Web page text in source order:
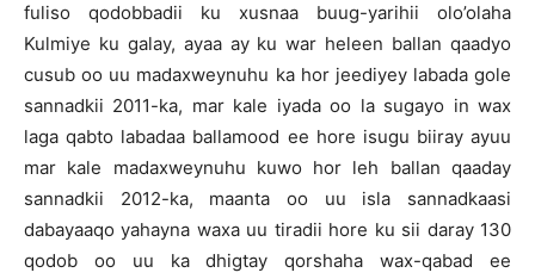
fuliso qodobbadii ku xusnaa buug-yarihii olo’olaha
Kulmiye ku galay, ayaa ay ku war heleen ballan qaadyo
cusub oo uu madaxweynuhu ka hor jeediyey labada gole
sannadkii 2011-ka, mar kale iyada oo la sugayo in wax
laga qabto labadaa ballamood ee hore isugu biiray ayuu
mar kale madaxweynuhu kuwo hor leh ballan qaaday
sannadkii 2012-ka, maanta oo uu isla sannadkaasi
dabayaaqo yahayna waxa uu tiradii hore ku sii daray 130
qodob oo uu ka dhigtay qorshaha wax-qabad ee